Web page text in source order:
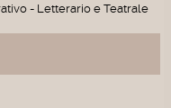
- Letterario e Teatrale